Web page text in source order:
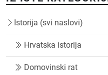
Istorija (svi naslovi)
Hrvatska istorija
Domovinski rat